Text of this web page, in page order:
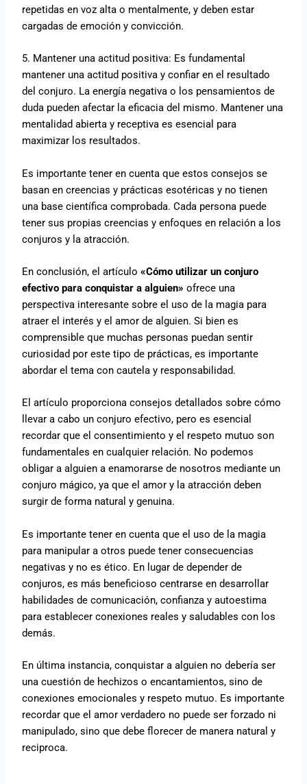
repetidas en voz alta o mentalmente, y deben estar
cargadas de emoción y convicción.
5. Mantener una actitud positiva: Es fundamental
mantener una actitud positiva y confiar en el resultado
del conjuro. La energía negativa o los pensamientos de
duda pueden afectar la eficacia del mismo. Mantener una
mentalidad abierta y receptiva es esencial para
maximizar los resultados.
Es importante tener en cuenta que estos consejos se
basan en creencias y prácticas esotéricas y no tienen
una base científica comprobada. Cada persona puede
tener sus propias creencias y enfoques en relación a los
conjuros y la atracción.
En conclusión, el artículo«Cómo utilizar un conjuro
efectivo para conquistar a alguien» ofrece una
perspectiva interesante sobre el uso de la magia para
atraer el interés y el amor de alguien. Si bien es
comprensible que muchas personas puedan sentir
curiosidad por este tipo de prácticas, es importante
abordar el tema con cautela y responsabilidad.
El artículo proporciona consejos detallados sobre cómo
llevar a cabo un conjuro efectivo, pero es esencial
recordar que el consentimiento y el respeto mutuo son
fundamentales en cualquier relación. No podemos
obligar a alguien a enamorarse de nosotros mediante un
conjuro mágico, ya que el amor y la atracción deben
surgir de forma natural y genuina.
Es importante tener en cuenta que el uso de la magia
para manipular a otros puede tener consecuencias
negativas y no es ético. En lugar de depender de
conjuros, es más beneficioso centrarse en desarrollar
habilidades de comunicación, confianza y autoestima
para establecer conexiones reales y saludables con los
demás.
En última instancia, conquistar a alguien no debería ser
una cuestión de hechizos o encantamientos, sino de
conexiones emocionales y respeto mutuo. Es importante
recordar que el amor verdadero no puede ser forzado ni
manipulado, sino que debe florecer de manera natural y
reciproca.